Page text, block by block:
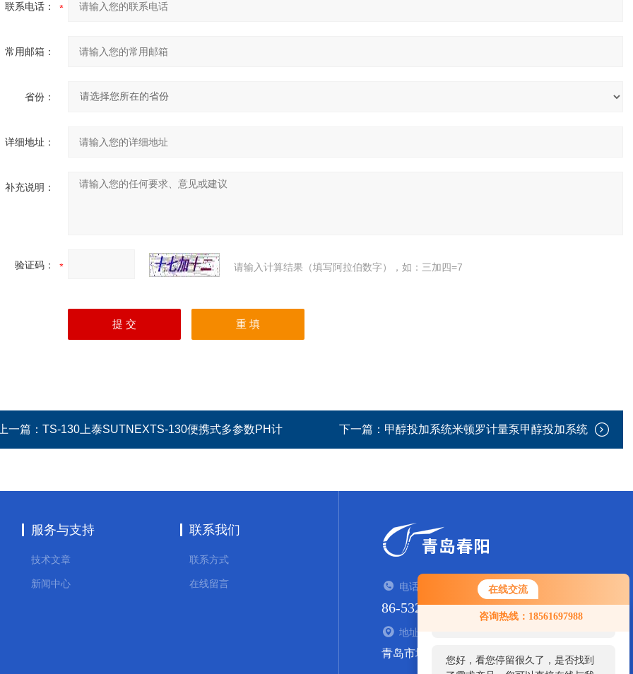
在线交流
咨询热线：18561697988
您好！欢迎前来咨询，很高兴为您
服务，请问您要咨询什么问题呢？
您好，看您停留很久了，是否找到
联系电话：
常用邮箱：
省份：
详细地址：
补充说明：
验证码： 请输入计算结果（填写阿拉伯数字），如：三加四=7
一篇： TS-130上泰SUTNEXTS-130便携式多参数PH计 下一篇： 甲醇投加系统米顿罗计量泵甲醇投加系统
服务与支持
技术文章
新闻中心
联系我们
联系方式
在线留言 电话：TEL
86-532-84938935
地址：ADDRESS
青岛市城阳区流亭街道西山社区东800米